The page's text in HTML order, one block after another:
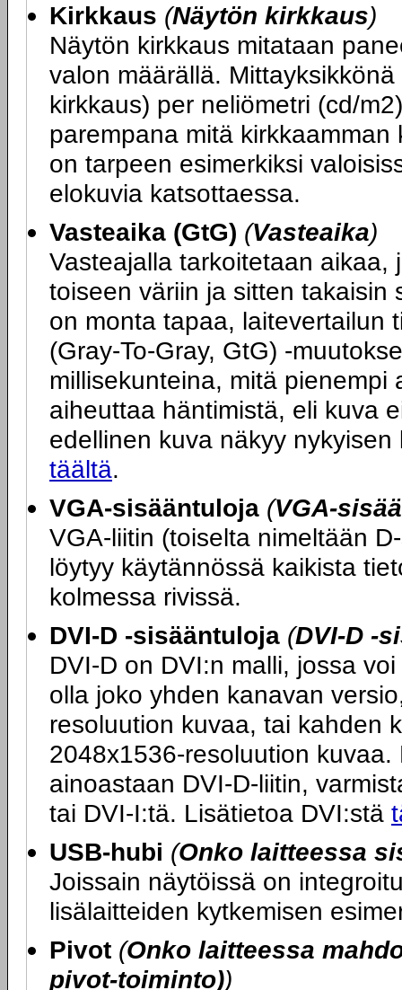
Kirkkaus (Näytön kirkkaus)
Näytön kirkkaus mitataan
valon määrällä.
kirkkaus) per neliömetri (cd/
parempana mitä
on tarpeen esimerkiksi
elokuvia katsottaessa.
Vasteaika (GtG) (Vasteaika)
Vasteajalla tarkoitetaan aikaa,
toiseen väriin ja sitten takaisin
on monta tapaa, laitevertailun
(Gray-To-Gray, GtG) -
millisekunteina, mitä
aiheuttaa häntimistä, eli kuva
edellinen kuva näkyy
täältä.
VGA-sisääntuloja (VGA-
VGA-liitin (toiselta nimeltään
löytyy käytännössä kaikista
kolmessa rivissä.
DVI-D -sisääntuloja (DVI-D -
DVI-D on DVI:n malli, jossa
olla joko yhden kanavan
resoluution kuvaa, tai kahden
2048x1536-resoluution
ainoastaan DVI-D-liitin,
tai DVI-I:tä. Lisätietoa DVI:stä
USB-hubi (Onko laitteessa
Joissain näytöissä on
lisälaitteiden kytkemisen
Pivot (Onko laitteessa
pivot-toiminto))